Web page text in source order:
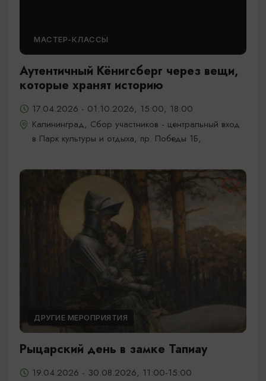
МАСТЕР-КЛАССЫ
Аутентичный Кёнигсберг через вещи,
которые хранят историю
17.04.2026 - 01.10.2026, 15:00, 18:00
Калининград, Сбор участников - центральный вход
в Парк культуры и отдыха, пр. Победы 1Б,
ДРУГИЕ МЕРОПРИЯТИЯ
Рыцарский день в замке Тапиау
19.04.2026 - 30.08.2026, 11:00-15:00